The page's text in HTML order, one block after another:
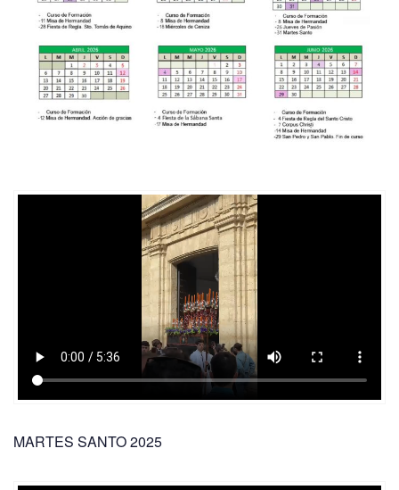
MARTES SANTO 2025